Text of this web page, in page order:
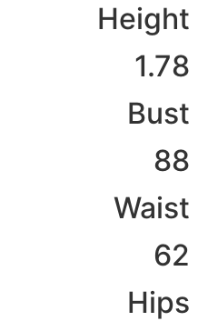
Height
1.78
Bust
88
Waist
62
Hips